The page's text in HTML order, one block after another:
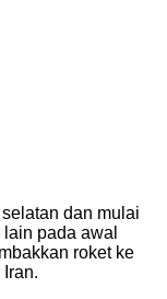
dan mulai
pada awal
roket ke